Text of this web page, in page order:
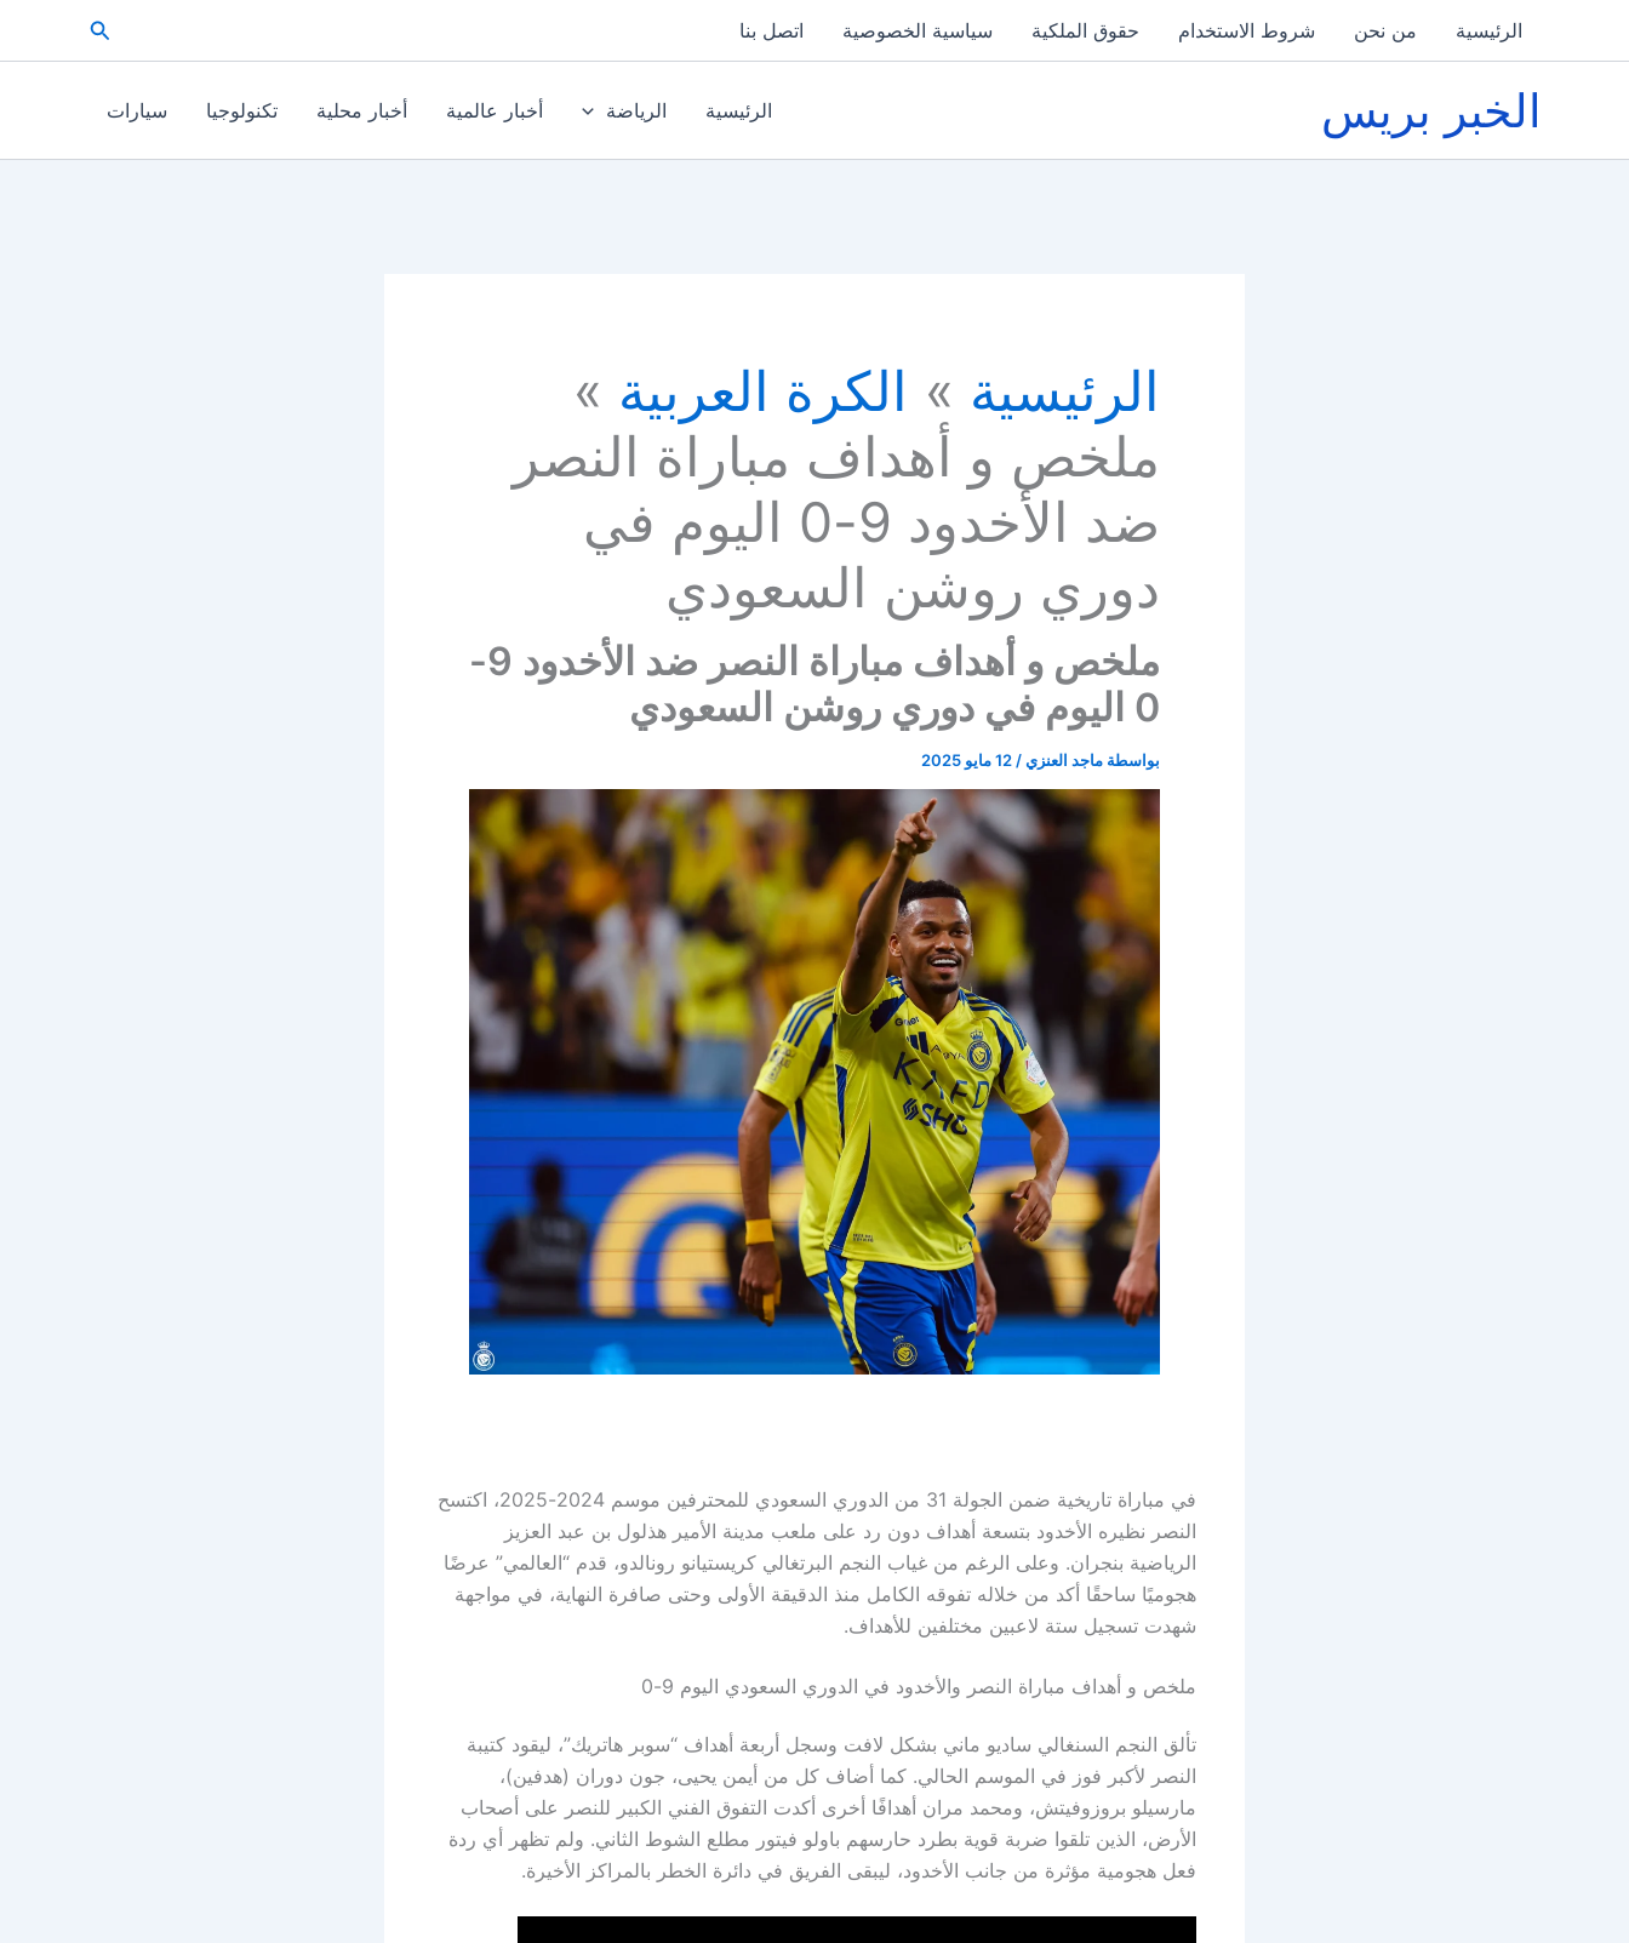
الرئيسية من نحن شروط الاستخدام حقوق الملكية سياسية الخصوصية اتصل بنا البحث
الخبر بريس الرئيسية الرياضة أخبار عالمية أخبار محلية تكنولوجيا سيارات
الرئيسية
الكرة العربية
ملخص و أهداف مباراة النصر
ضد الأخدود 9-0 اليوم في
دوري روشن السعودي
ملخص و أهداف مباراة النصر ضد الأخدود 9-
0 اليوم في دوري روشن السعودي
بواسطة ماجد العنزي/ 12 مايو 2025
في مباراة تاريخية ضمن الجولة 31 من الدوري السعودي للمحترفين موسم 2024-2025، اكتسح
النصر نظيره الأخدود بتسعة أهداف دون رد على ملعب مدينة الأمير هذلول بن عبد العزيز
الرياضية بنجران. وعلى الرغم من غياب النجم البرتغالي كريستيانو رونالدو، قدم “العالمي” عرضًا
هجوميًا ساحقًا أكد من خلاله تفوقه الكامل منذ الدقيقة الأولى وحتى صافرة النهاية، في مواجهة
شهدت تسجيل ستة لاعبين مختلفين للأهداف.
ملخص و أهداف مباراة النصر والأخدود في الدوري السعودي اليوم 9-0
تألق النجم السنغالي ساديو ماني بشكل لافت وسجل أربعة أهداف “سوبر هاتريك”، ليقود كتيبة
النصر لأكبر فوز في الموسم الحالي. كما أضاف كل من أيمن يحيى، جون دوران (هدفين)،
مارسيلو بروزوفيتش، ومحمد مران أهدافًا أخرى أكدت التفوق الفني الكبير للنصر على أصحاب
الأرض، الذين تلقوا ضربة قوية بطرد حارسهم باولو فيتور مطلع الشوط الثاني. ولم تظهر أي ردة
فعل هجومية مؤثرة من جانب الأخدود، ليبقى الفريق في دائرة الخطر بالمراكز الأخيرة.